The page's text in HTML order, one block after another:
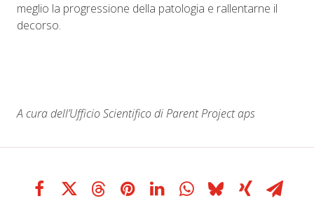
meglio la progressione della patologia e rallentarne il
decorso.
A cura dell’Ufficio Scientifico di Parent Project aps